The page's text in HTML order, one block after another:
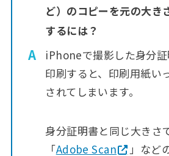
ど）のコピーを元の大き
するには？
iPhoneで撮影した身分
印刷すると、印刷用紙い
されてしまいます。
身分証明書と同じ大きさ
「Adobe Scan
」など